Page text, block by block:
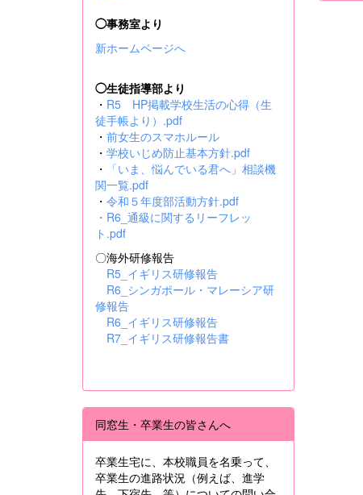
◯事務室より
新ホームページへ
◯生徒指導部より
・ R5 HP掲載学校生活の心得（生
徒手帳より）.pdf
・ 前女生のスマホルール
・ 学校いじめ防止基本方針.pdf
・
「いま、悩んでいる君へ」相談機
関一覧.pdf
・ 令和５年度部活動方針.pdf
・ R6_通級に関するリーフレッ
ト.pdf
〇海外研修報告
R5_イギリス研修報告
R6_シンガポール・マレーシア研
修報告
R6_イギリス研修報告
R7_イギリス研修報告書
同窓生・卒業生の皆さんへ
卒業生宅に、本校職員を名乗って、
卒業生の進路状況（例えば、進学